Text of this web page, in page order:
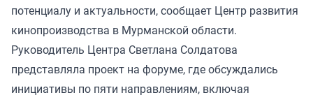
потенциалу и актуальности, сообщает Центр развития
кинопроизводства в Мурманской области.
Руководитель Центра Светлана Солдатова
представляла проект на форуме, где обсуждались
инициативы по пяти направлениям, включая